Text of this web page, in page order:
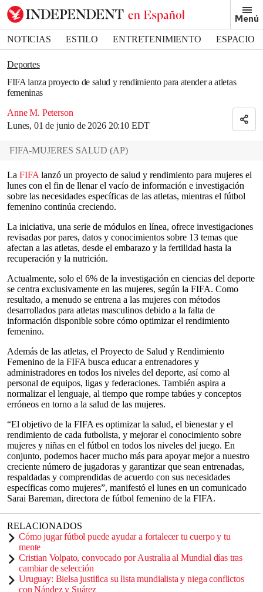
Menú
NOTICIAS ESTILO ENTRETENIMIENTO
ESPACIO
DEPORTES
Deportes
FIFA lanza proyecto de salud y rendimiento para atender a atletas
femeninas
Anne M. Peterson
Lunes, 01 de junio de 2026 20:10 EDT
Bookmark popover
Removed from bookmarks
Close popover
FIFA-MUJERES SALUD (AP)
La FIFA lanzó un proyecto de salud y rendimiento para mujeres el
lunes con el fin de llenar el vacío de información e investigación
sobre las necesidades específicas de las atletas, mientras el fútbol
femenino continúa creciendo.
La iniciativa, una serie de módulos en línea, ofrece investigaciones
revisadas por pares, datos y conocimientos sobre 13 temas que
afectan a las atletas, desde el embarazo y la fertilidad hasta la
recuperación y la nutrición.
Actualmente, solo el 6% de la investigación en ciencias del deporte
se centra exclusivamente en las mujeres, según la FIFA. Como
resultado, a menudo se entrena a las mujeres con métodos
desarrollados para atletas masculinos debido a la falta de
información disponible sobre cómo optimizar el rendimiento
femenino.
Además de las atletas, el Proyecto de Salud y Rendimiento
Femenino de la FIFA busca educar a entrenadores y
administradores en todos los niveles del deporte, así como al
personal de equipos, ligas y federaciones. También aspira a
normalizar el lenguaje, al tiempo que rompe tabúes y conceptos
erróneos en torno a la salud de las mujeres.
“El objetivo de la FIFA es optimizar la salud, el bienestar y el
rendimiento de cada futbolista, y mejorar el conocimiento sobre
mujeres y niñas en el fútbol en todos los niveles del juego. En
conjunto, podemos hacer mucho más para apoyar mejor a nuestro
creciente número de jugadoras y garantizar que sean entrenadas,
respaldadas y comprendidas de acuerdo con sus necesidades
específicas como mujeres”, manifestó el lunes en un comunicado
Sarai Bareman, directora de fútbol femenino de la FIFA.
RELACIONADOS
Cómo jugar fútbol puede ayudar a fortalecer tu cuerpo y tu
mente
Cristian Volpato, convocado por Australia al Mundial días tras
cambiar de selección
Uruguay: Bielsa justifica su lista mundialista y niega conflictos
con Nández y Suárez